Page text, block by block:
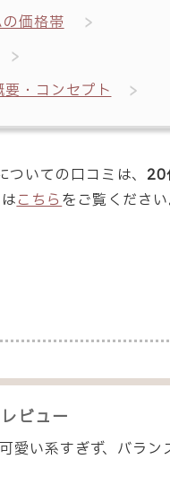
価格帯
・コンセプト
いての口コミは、 20
こちらをご覧ください
ビュー
愛い系すぎず、バラ